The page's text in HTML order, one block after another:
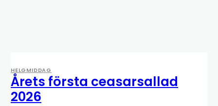
HELGMIDDAG
Årets första ceasarsallad
2026